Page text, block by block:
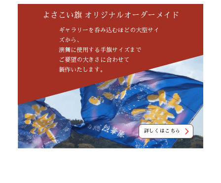
よさこい旗 オリジナルオーダーメイド
ギャラリーを呑み込むほどの大型サイ
ズから、
演舞に使用する手旗サイズまで
ご要望の大きさに合わせて
製作いたします。
詳しくはこちら